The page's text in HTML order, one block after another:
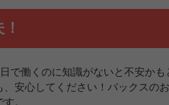
で働くのに知識がないと不安か
、安心してください！バックスの
。